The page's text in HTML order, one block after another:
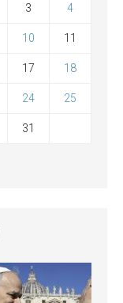
3 4
10 11
17 18
24 25
31